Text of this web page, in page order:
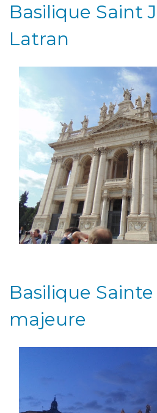
Basilique Saint
Latran
Basilique
majeure